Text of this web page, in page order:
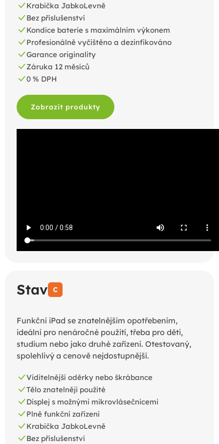
Krabička JabkoLevně
Bez příslušenství
Kondice baterie s maximálním výkonem
Profesionálně vyčištěno a dezinfikováno
Garance originality
Záruka 12 měsíců
0 % DPH
Zobrazit produkty
Stav C
Funkční iPad se znatelnějším opotřebením,
ideální pro nenáročné použití, třeba pro děti,
studium nebo jako druhé zařízení. Otestovaný,
spolehlivý a cenově nejdostupnější.
Viditelnější oděrky nebo škrábance
Tělo znatelněji použité
Displej s možnými mikrovlásečnicemi
Plně funkční zařízení
Krabička JabkoLevně
Bez příslušenství